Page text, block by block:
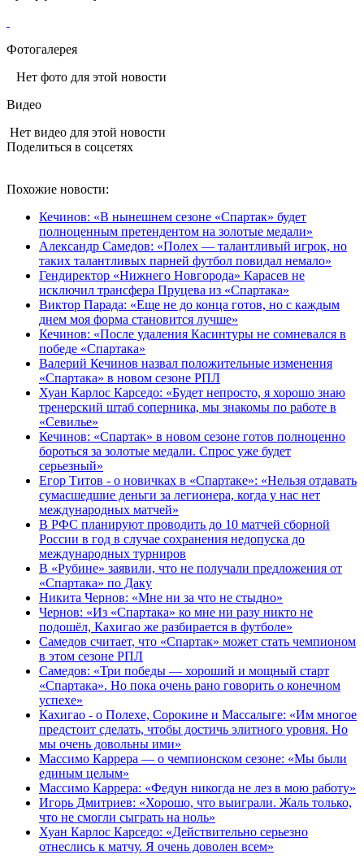
Фотогалерея
Нет фото для этой новости
Видео
Нет видео для этой новости
Поделиться в соцсетях
Похожие новости:
Кечинов: «В нынешнем сезоне «Спартак» будет
полноценным претендентом на золотые медали»
Александр Самедов: «Полех — талантливый игрок, но
таких талантливых парней футбол повидал немало»
Гендиректор «Нижнего Новгорода» Карасев не
исключил трансфера Пруцева из «Спартака»
Виктор Парада: «Еще не до конца готов, но с каждым
днем моя форма становится лучше»
Кечинов: «После удаления Касинтуры не сомневался в
победе «Спартака»
Валерий Кечинов назвал положительные изменения
«Спартака» в новом сезоне РПЛ
Хуан Карлос Карседо: «Будет непросто, я хорошо знаю
тренерский штаб соперника, мы знакомы по работе в
«Севилье»
Кечинов: «Спартак» в новом сезоне готов полноценно
бороться за золотые медали. Спрос уже будет
серьезный»
Егор Титов - о новичках в «Спартаке»: «Нельзя отдавать
сумасшедшие деньги за легионера, когда у нас нет
международных матчей»
В РФС планируют проводить до 10 матчей сборной
России в год в случае сохранения недопуска до
международных турниров
В «Рубине» заявили, что не получали предложения от
«Спартака» по Даку
Никита Чернов: «Мне ни за что не стыдно»
Чернов: «Из «Спартака» ко мне ни разу никто не
подошёл, Кахигао же разбирается в футболе»
Самедов считает, что «Спартак» может стать чемпионом
в этом сезоне РПЛ
Самедов: «Три победы — хороший и мощный старт
«Спартака». Но пока очень рано говорить о конечном
успехе»
Кахигао - о Полехе, Сорокине и Массалыге: «Им многое
предстоит сделать, чтобы достичь элитного уровня. Но
мы очень довольны ими»
Массимо Каррера — о чемпионском сезоне: «Мы были
единым целым»
Массимо Каррера: «Федун никогда не лез в мою работу»
Игорь Дмитриев: «Хорошо, что выиграли. Жаль только,
что не смогли сыграть на ноль»
Хуан Карлос Карседо: «Действительно серьезно
отнеслись к матчу. Я очень доволен всем»